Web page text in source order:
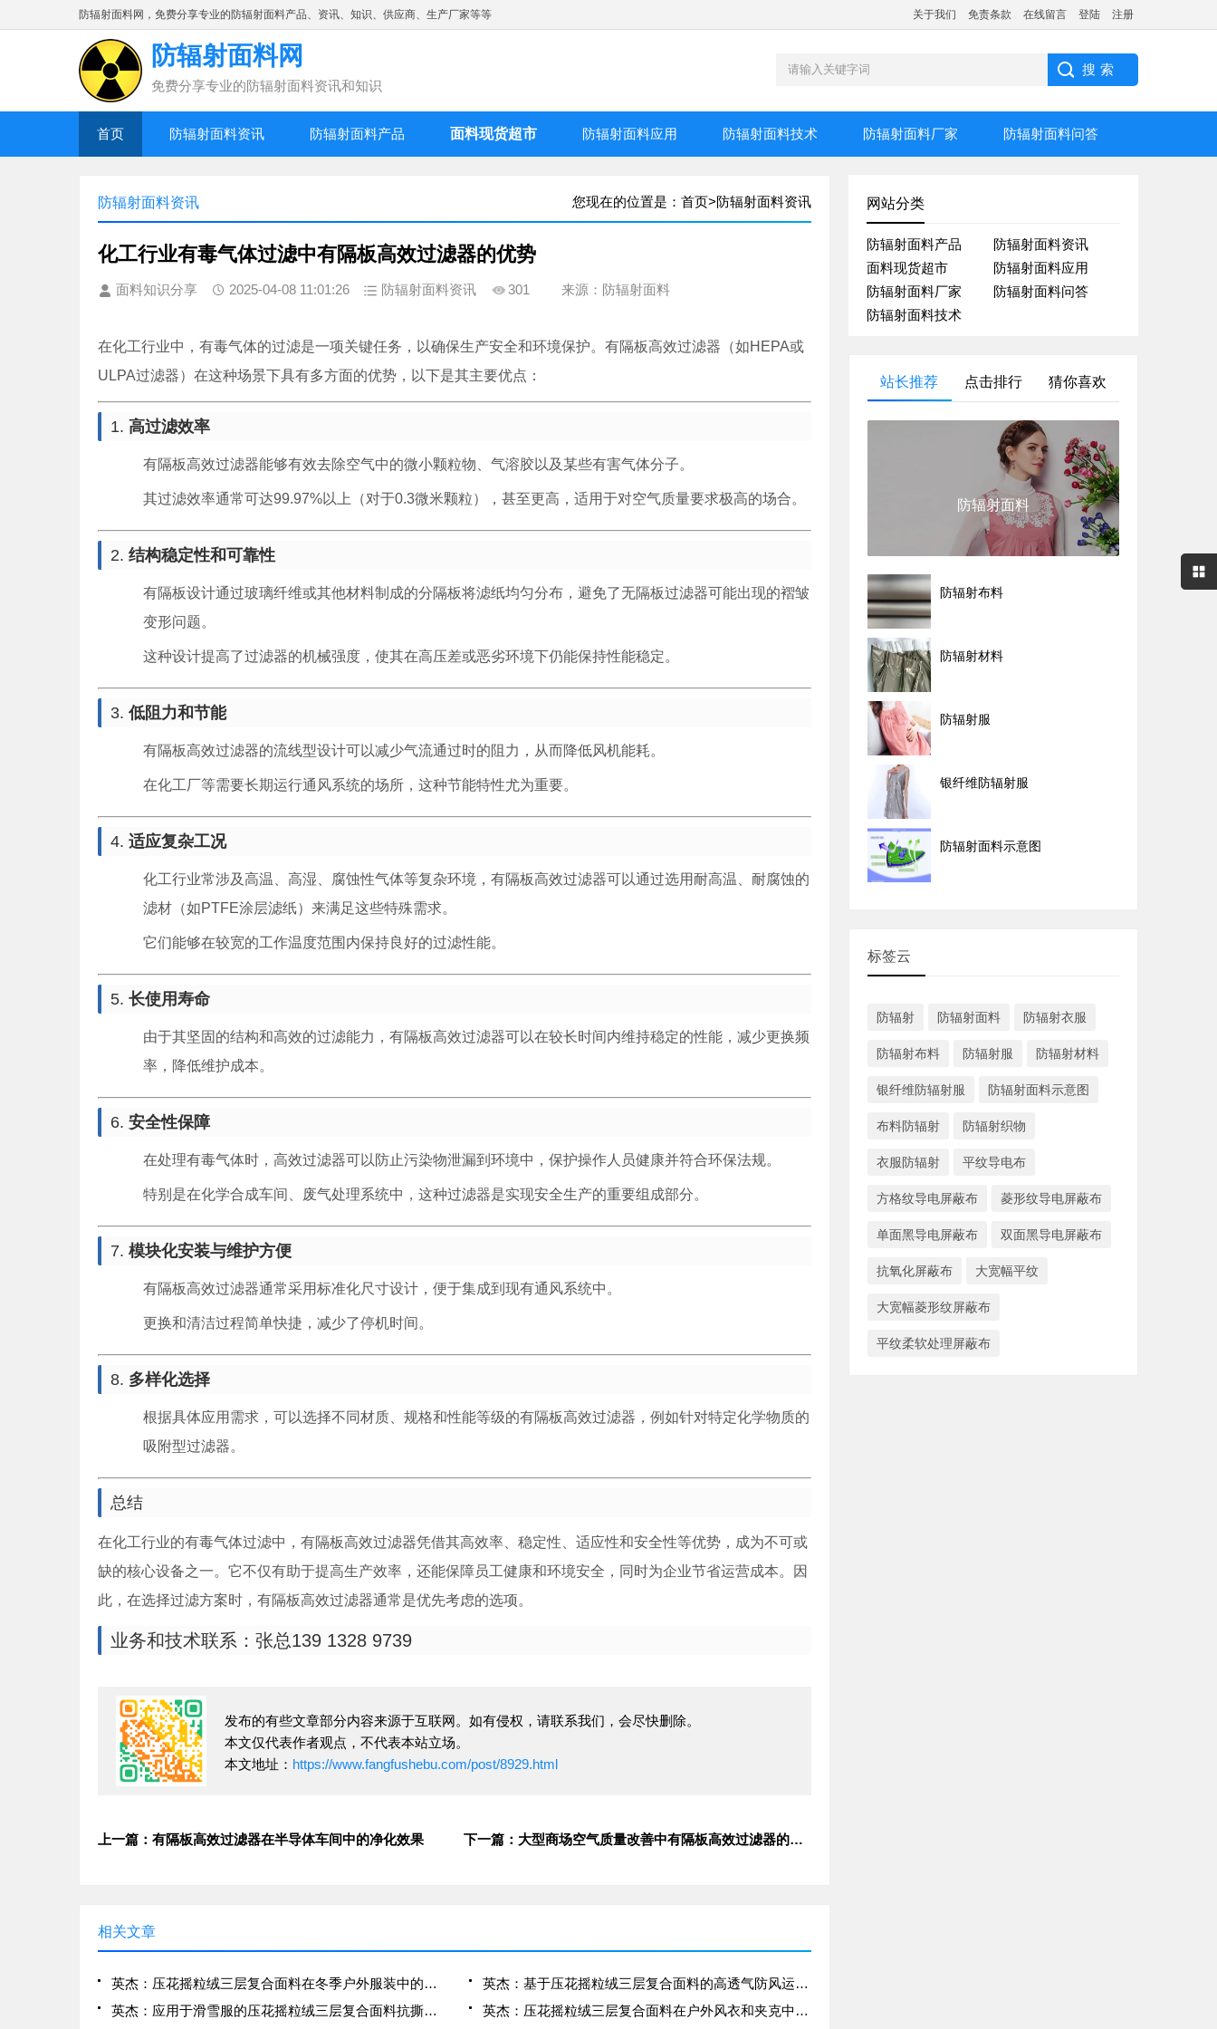
防辐射面料网，免费分享专业的防辐射面料产品、资讯、知识、供应商、生产厂家等等 关于我们 免责条款 在线留言 登陆 注册
防辐射面料网
免费分享专业的防辐射面料资讯和知识
首页 防辐射面料资讯 防辐射面料产品 面料现货超市 防辐射面料应用 防辐射面料技术 防辐射面料厂家 防辐射面料问答
您现在的位置是： 首页>防辐射面料资讯
防辐射面料资讯
化工行业有毒气体过滤中有隔板高效过滤器的优势
面料知识分享 2025-04-08 11:01:26 防辐射面料资讯 301 来源：防辐射面料
在化工行业中，有毒气体的过滤是一项关键任务，以确保生产安全和环境保护。有隔板高效过滤器（如HEPA或
ULPA过滤器）在这种场景下具有多方面的优势，以下是其主要优点：
1. 高过滤效率
有隔板高效过滤器能够有效去除空气中的微小颗粒物、气溶胶以及某些有害气体分子。
其过滤效率通常可达99.97%以上（对于0.3微米颗粒），甚至更高，适用于对空气质量要求极高的场合。
2. 结构稳定性和可靠性
有隔板设计通过玻璃纤维或其他材料制成的分隔板将滤纸均匀分布，避免了无隔板过滤器可能出现的褶皱
变形问题。
这种设计提高了过滤器的机械强度，使其在高压差或恶劣环境下仍能保持性能稳定。
3. 低阻力和节能
有隔板高效过滤器的流线型设计可以减少气流通过时的阻力，从而降低风机能耗。
在化工厂等需要长期运行通风系统的场所，这种节能特性尤为重要。
4. 适应复杂工况
化工行业常涉及高温、高湿、腐蚀性气体等复杂环境，有隔板高效过滤器可以通过选用耐高温、耐腐蚀的
滤材（如PTFE涂层滤纸）来满足这些特殊需求。
它们能够在较宽的工作温度范围内保持良好的过滤性能。
5. 长使用寿命
由于其坚固的结构和高效的过滤能力，有隔板高效过滤器可以在较长时间内维持稳定的性能，减少更换频
率，降低维护成本。
6. 安全性保障
在处理有毒气体时，高效过滤器可以防止污染物泄漏到环境中，保护操作人员健康并符合环保法规。
特别是在化学合成车间、废气处理系统中，这种过滤器是实现安全生产的重要组成部分。
7. 模块化安装与维护方便
有隔板高效过滤器通常采用标准化尺寸设计，便于集成到现有通风系统中。
更换和清洁过程简单快捷，减少了停机时间。
8. 多样化选择
根据具体应用需求，可以选择不同材质、规格和性能等级的有隔板高效过滤器，例如针对特定化学物质的
吸附型过滤器。
总结
在化工行业的有毒气体过滤中，有隔板高效过滤器凭借其高效率、稳定性、适应性和安全性等优势，成为不可或
缺的核心设备之一。它不仅有助于提高生产效率，还能保障员工健康和环境安全，同时为企业节省运营成本。因
此，在选择过滤方案时，有隔板高效过滤器通常是优先考虑的选项。
业务和技术联系：张总139 1328 9739
发布的有些文章部分内容来源于互联网。如有侵权，请联系我们，会尽快删除。
本文仅代表作者观点，不代表本站立场。
本文地址： https://www.fangfushebu.com/post/8929.html
上一篇：有隔板高效过滤器在半导体车间中的净化效果 下一篇：大型商场空气质量改善中有隔板高效过滤器的方案
相关文章
英杰：压花摇粒绒三层复合面料在冬季户外服装中的保暖性能优化研究
英杰：基于压花摇粒绒三层复合面料的高透气防风运动服饰开发
英杰：应用于滑雪服的压花摇粒绒三层复合面料抗撕裂与耐磨性提升技术
英杰：压花摇粒绒三层复合面料在户外风衣和夹克中的应用与性能
网站分类
防辐射面料产品
防辐射面料资讯
面料现货超市
防辐射面料应用
防辐射面料厂家
防辐射面料问答
防辐射面料技术
站长推荐 点击排行 猜你喜欢
防辐射面料
防辐射布料
防辐射材料
防辐射服
银纤维防辐射服
防辐射面料示意图
标签云
防辐射 防辐射面料 防辐射衣服
防辐射布料 防辐射服 防辐射材料
银纤维防辐射服 防辐射面料示意图
布料防辐射 防辐射织物
衣服防辐射 平纹导电布
方格纹导电屏蔽布 菱形纹导电屏蔽布
单面黑导电屏蔽布 双面黑导电屏蔽布
抗氧化屏蔽布 大宽幅平纹
大宽幅菱形纹屏蔽布
平纹柔软处理屏蔽布